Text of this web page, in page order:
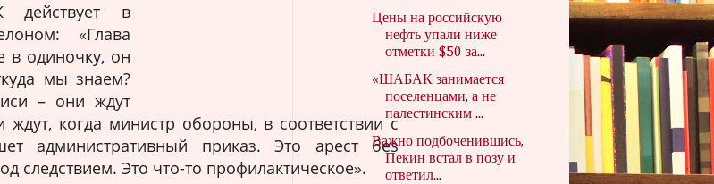
в
«Глава
в одиночку, он
мы знаем?
– они ждут
когда министр обороны, в соответствии с
административный приказ. Это арест без
следствием. Это что-то профилактическое».
Цены на российскую
нефть упали ниже
отметки $50 за...
«ШАБАК занимается
поселенцами, а не
палестинским ...
Важно подбоченившись,
Пекин встал в позу и
ответил...